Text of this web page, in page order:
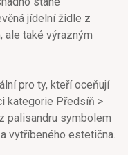
jídelní židle z
ale také výrazným
pro ty, kteří oceňují
kategorie Předsíň >
palisandru symbolem
vytříbeného estetična.